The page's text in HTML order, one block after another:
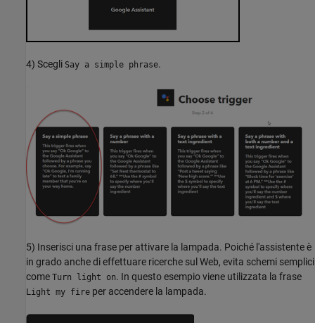
4) Scegli Say a simple phrase.
5) Inserisci una frase per attivare la lampada. Poiché l'assistente è
in grado anche di effettuare ricerche sul Web, evita schemi semplici
come Turn light on. In questo esempio viene utilizzata la frase
Light my fire per accendere la lampada.